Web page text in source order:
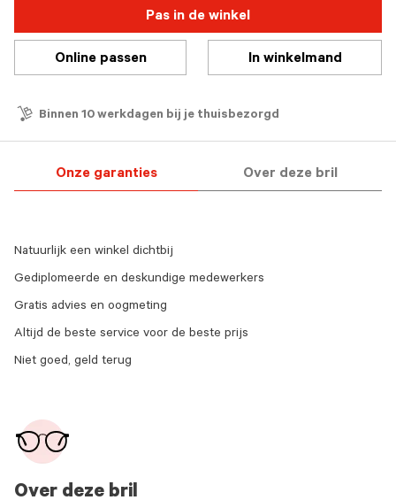
Pas in de winkel
Online passen In winkelmand
Binnen 10 werkdagen bij je thuisbezorgd
Onze garanties Over deze bril
Over deze bril
Natuurlijk een winkel dichtbij
Gediplomeerde en deskundige medewerkers
Gratis advies en oogmeting
Altijd de beste service voor de beste prijs
Niet goed, geld terug